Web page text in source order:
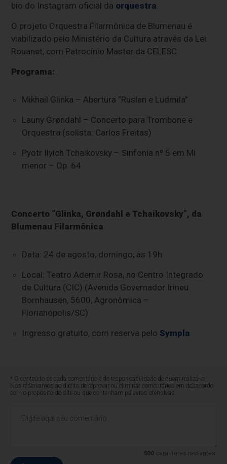
bio do Instagram oficial da orquestra.
O projeto Orquestra Filarmônica de Blumenau é
viabilizado pelo Ministério da Cultura através da Lei
Rouanet, com Patrocínio Master da CELESC.
Programa:
Mikhail Glinka – Abertura “Ruslan e Ludmila”
Launy Grøndahl – Concerto para Trombone e
Orquestra (solista: Carlos Freitas)
Pyotr Ilyich Tchaikovsky – Sinfonia nº 5 em Mi
menor – Op. 64
Concerto “Glinka, Grøndahl e Tchaikovsky”, da
Blumenau Filarmônica
Data: 24 de agosto, domingo, às 19h
Local: Teatro Ademir Rosa, no Centro Integrado
de Cultura (CIC) (Avenida Governador Irineu
Bornhausen, 5600, Agronômica –
Florianópolis/SC)
Ingresso gratuito, com reserva pelo Sympla
* O conteúdo de cada comentário é de responsabilidade de quem realizá-lo.
Nos reservamos ao direito de reprovar ou eliminar comentários em desacordo
com o propósito do site ou que contenham palavras ofensivas.
500caracteres restantes.